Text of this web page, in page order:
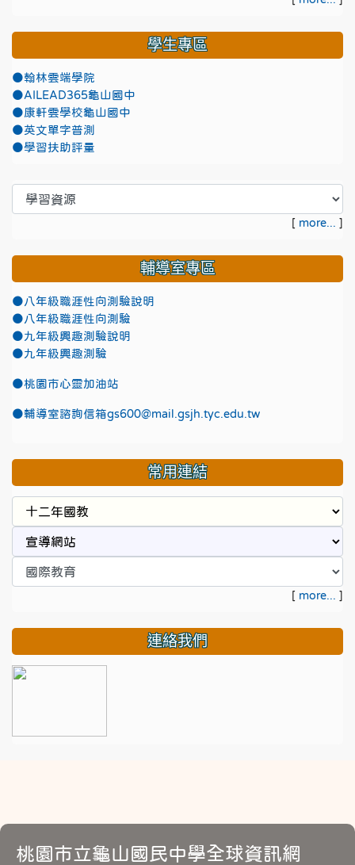
學生專區
●翰林雲端學院
●AILEAD365龜山國中
●康軒雲學校龜山國中
●英文單字普測
●學習扶助評量
[ more... ]
輔導室專區
●八年級職涯性向測驗說明
●八年級職涯性向測驗
●九年級興趣測驗說明
●九年級興趣測驗
●桃園市心靈加油站
●輔導室諮詢信箱gs600@mail.gsjh.tyc.edu.tw
常用連結
[ more... ]
連絡我們
桃園市立龜山國民中學全球資訊網